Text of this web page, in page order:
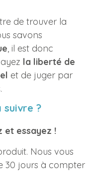
de trouver la
savons
, il est donc
la liberté de
et de juger par
suivre ?
et essayez !
Nous vous
30 jours à compter